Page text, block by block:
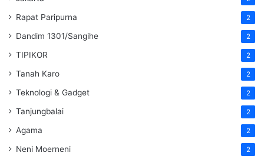
Rapat Paripurna 2
Dandim 1301/Sangihe 2
TIPIKOR 2
Tanah Karo 2
Teknologi & Gadget 2
Tanjungbalai 2
Agama 2
Neni Moerneni 2